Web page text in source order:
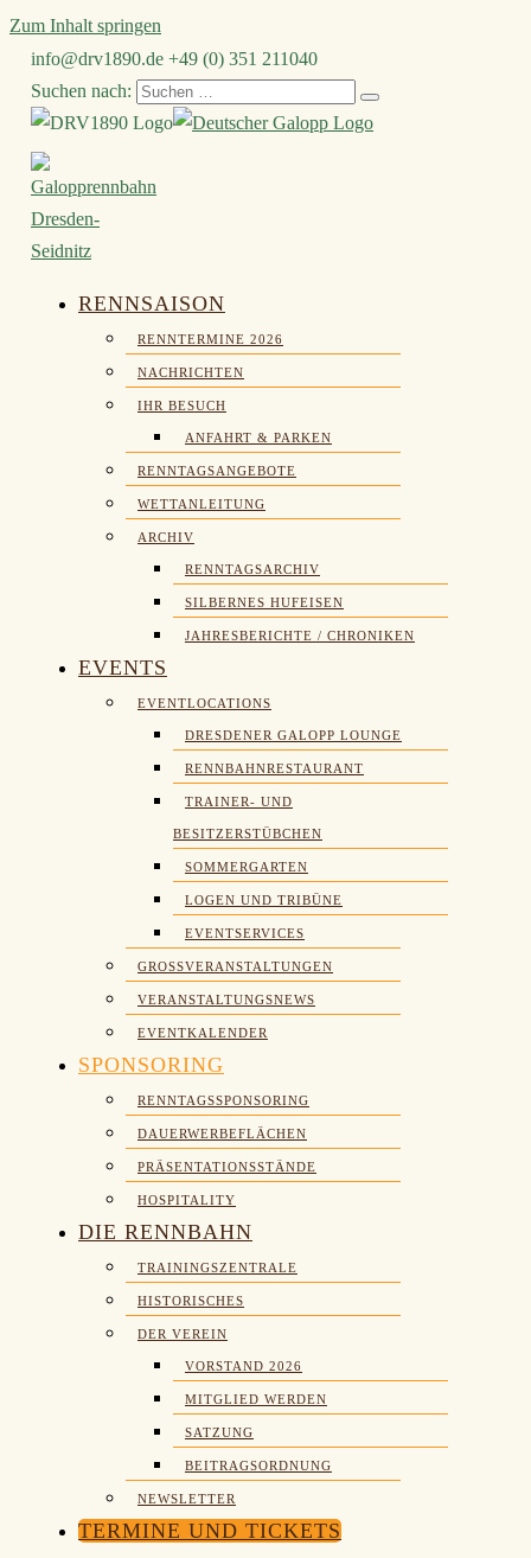
Zum Inhalt springen
info@drv1890.de​ +49 (0) 351 211040
Suchen nach:
RENNSAISON
RENNTERMINE 2026
NACHRICHTEN
IHR BESUCH
ANFAHRT & PARKEN
RENNTAGSANGEBOTE
WETTANLEITUNG
ARCHIV
RENNTAGSARCHIV
SILBERNES HUFEISEN
JAHRESBERICHTE / CHRONIKEN
EVENTS
EVENTLOCATIONS
DRESDENER GALOPP LOUNGE
RENNBAHNRESTAURANT
TRAINER- UND
BESITZERSTÜBCHEN
SOMMERGARTEN
LOGEN UND TRIBÜNE
EVENTSERVICES
GROSSVERANSTALTUNGEN
VERANSTALTUNGSNEWS
EVENTKALENDER
SPONSORING
RENNTAGSSPONSORING
DAUERWERBEFLÄCHEN
PRÄSENTATIONSSTÄNDE
HOSPITALITY
DIE RENNBAHN
TRAININGSZENTRALE
HISTORISCHES
DER VEREIN
VORSTAND 2026
MITGLIED WERDEN
SATZUNG
BEITRAGSORDNUNG
NEWSLETTER
TERMINE UND TICKETS